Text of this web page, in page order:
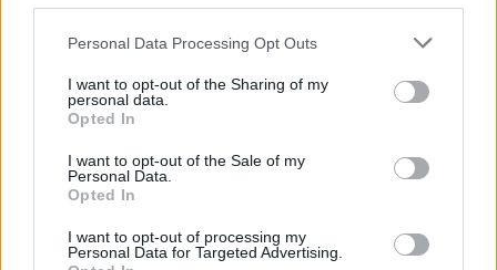
Personal Data Processing Opt Outs
I want to opt-out of the Sharing of my
personal data.
Opted In
I want to opt-out of the Sale of my
Personal Data.
Opted In
I want to opt-out of processing my
Personal Data for Targeted Advertising.
Esim for Global
Esim for USA| Esim for Italy| Esim for Spain|Esim
for Turkey|Esim for Germany|Esim for Greece|